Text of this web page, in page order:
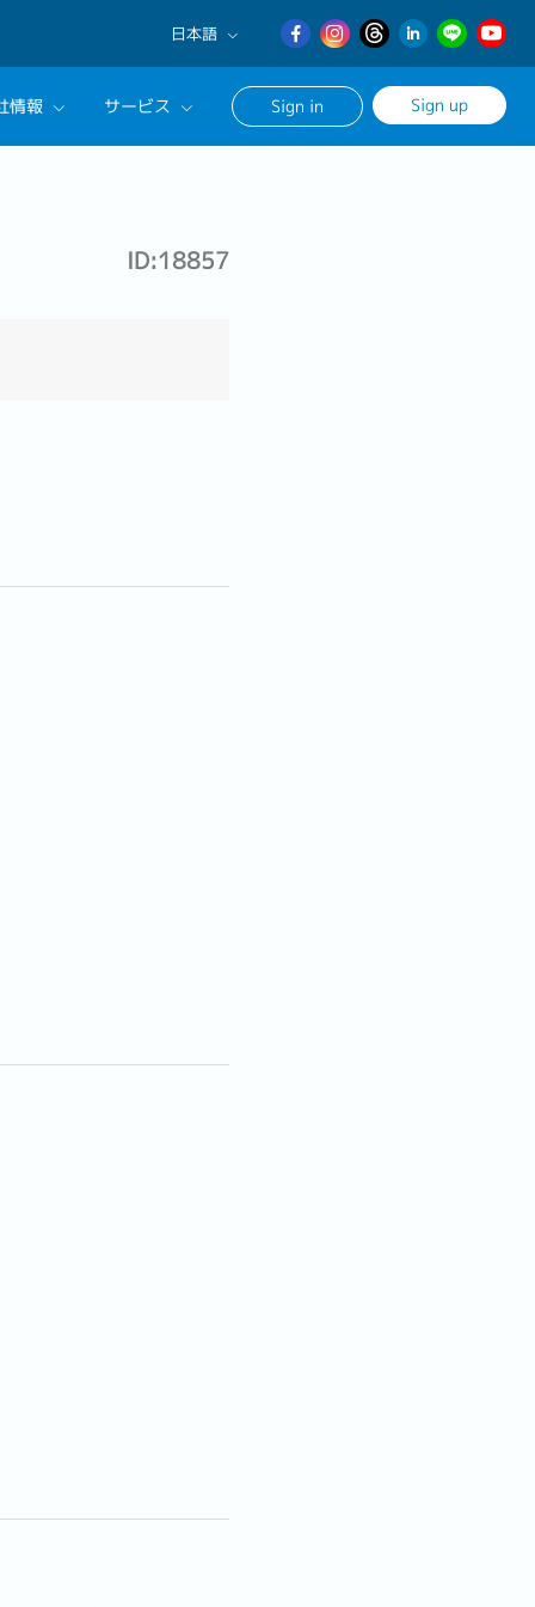
日本語
English
日本語
情報 サービス Sign in Sign up
ID:18857